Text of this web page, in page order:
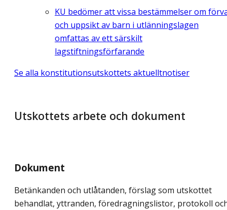
KU bedömer att vissa bestämmelser om
och uppsikt av barn i utlänningslagen
omfattas av ett särskilt
lagstiftningsförfarande
Se alla konstitutionsutskottets aktuelltnotiser
Utskottets arbete och dokument
Dokument
Betänkanden och utlåtanden, förslag som utskottet
behandlat, yttranden, föredragningslistor, protokoll